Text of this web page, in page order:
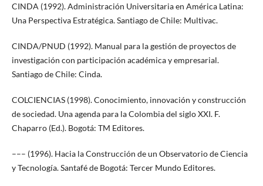
CINDA (1992). Administración Universitaria en América Latina:
Una Perspectiva Estratégica. Santiago de Chile: Multivac.
CINDA/PNUD (1992). Manual para la gestión de proyectos de
investigación con participación académica y empresarial.
Santiago de Chile: Cinda.
COLCIENCIAS (1998). Conocimiento, innovación y construcción
de sociedad. Una agenda para la Colombia del siglo XXI. F.
Chaparro (Ed.). Bogotá: TM Editores.
––– (1996). Hacia la Construcción de un Observatorio de Ciencia
y Tecnología. Santafé de Bogotá: Tercer Mundo Editores.